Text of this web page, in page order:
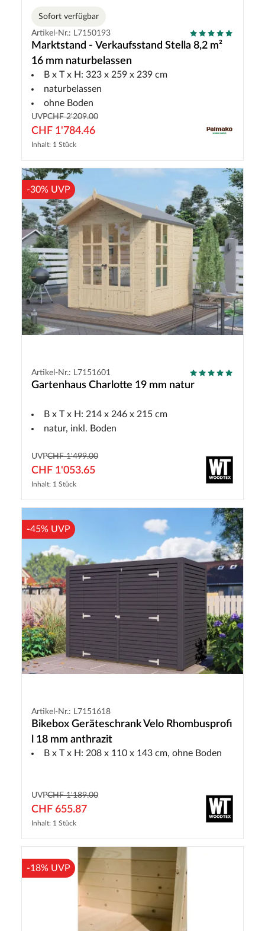
Sofort verfügbar
Artikel-Nr.: L7150193
Marktstand - Verkaufsstand Stella 8,2 m²
16 mm naturbelassen
B x T x H: 323 x 259 x 239 cm
naturbelassen
ohne Boden
UVPCHF 2'209.00
CHF 1'784.46
Inhalt: 1 Stück
-30% UVP
Artikel-Nr.: L7151601
Gartenhaus Charlotte 19 mm natur
B x T x H: 214 x 246 x 215 cm
natur, inkl. Boden
UVPCHF 1'499.00
CHF 1'053.65
Inhalt: 1 Stück
-45% UVP
Artikel-Nr.: L7151618
Bikebox Geräteschrank Velo Rhombusprofi
l 18 mm anthrazit
B x T x H: 208 x 110 x 143 cm, ohne Boden
UVPCHF 1'189.00
CHF 655.87
Inhalt: 1 Stück
-18% UVP